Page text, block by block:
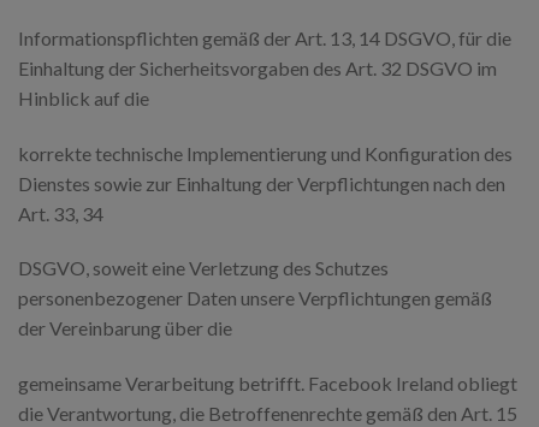
Informationspflichten gemäß der Art. 13, 14 DSGVO, für die
Einhaltung der Sicherheitsvorgaben des Art. 32 DSGVO im
Hinblick auf die
korrekte technische Implementierung und Konfiguration des
Dienstes sowie zur Einhaltung der Verpflichtungen nach den
Art. 33, 34
DSGVO, soweit eine Verletzung des Schutzes
personenbezogener Daten unsere Verpflichtungen gemäß
der Vereinbarung über die
gemeinsame Verarbeitung betrifft. Facebook Ireland obliegt
die Verantwortung, die Betroffenenrechte gemäß den Art. 15